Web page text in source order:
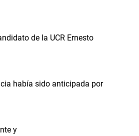
de la UCR Ernesto
había sido anticipada por
y